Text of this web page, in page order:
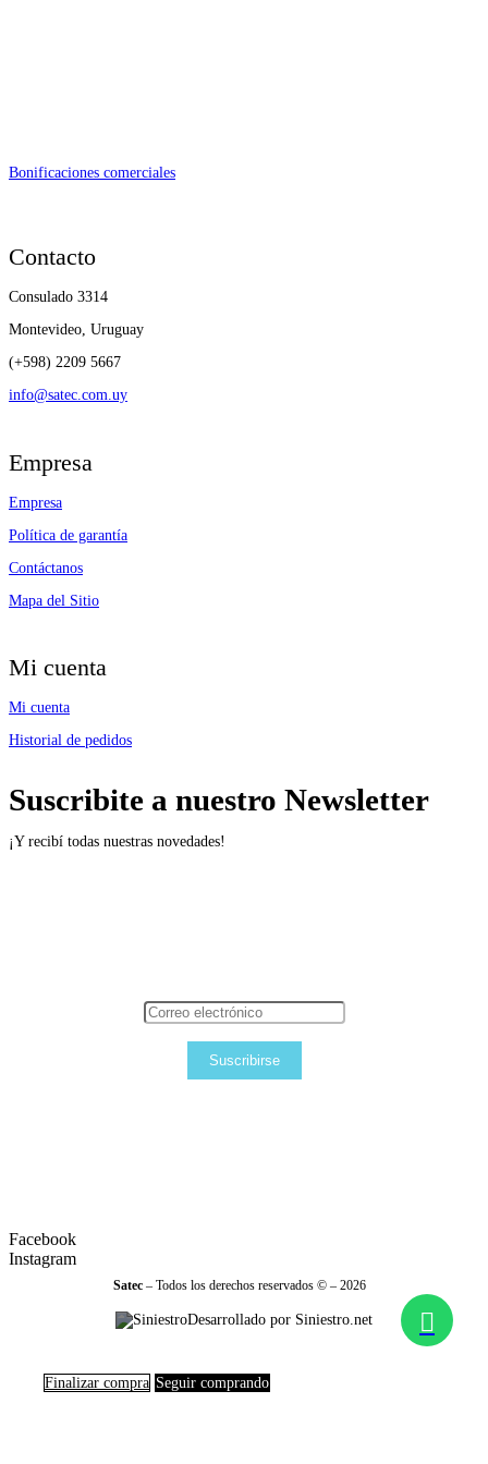
Bonificaciones comerciales
Contacto
Consulado 3314
Montevideo, Uruguay
(+598) 2209 5667
info@satec.com.uy
Empresa
Empresa
Política de garantía
Contáctanos
Mapa del Sitio
Mi cuenta
Mi cuenta
Historial de pedidos
Suscribite a nuestro Newsletter
¡Y recibí todas nuestras novedades!
Suscribirse
Facebook
Instagram
Satec – Todos los derechos reservados © – 2026
Desarrollado por Siniestro.net
Finalizar compra Seguir comprando